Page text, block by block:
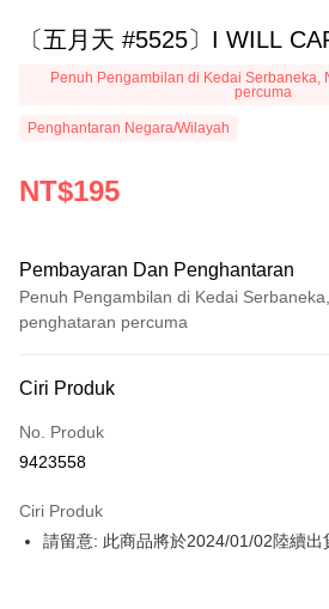
〔五月天 #5525〕I WILL
Penuh Pengambilan di Kedai Serbaneka,
percuma
Penghantaran Negara/Wilayah
NT$195
Pembayaran Dan Penghantaran
Penuh Pengambilan di Kedai
penghataran percuma
Kad Kredit (Bayaran Penuh)
Pengambilan di Kedai Serbaneka
Apple Pay
Ciri Produk
No. Produk
9423558
Ciri Produk
請留意: 此商品將於2024/01/02陸續出